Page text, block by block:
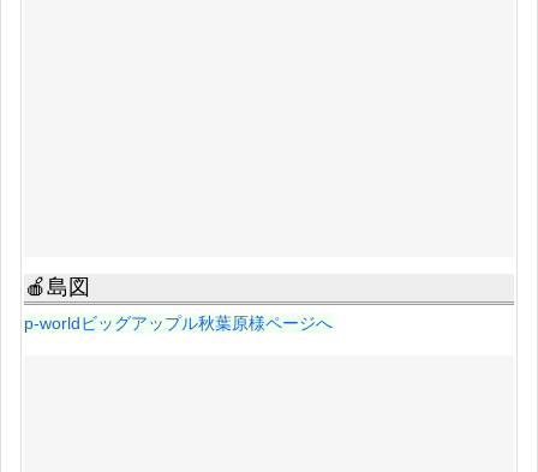
🍎島図
p-worldビッグアップル秋葉原様ページへ